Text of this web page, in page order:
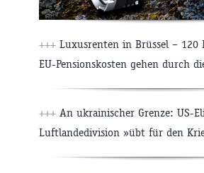
+++ Luxusrenten in Brüssel – 120
EU-Pensionskosten gehen durch
+++ An ukrainischer Grenze: US-
Luftlandedivision »übt für den